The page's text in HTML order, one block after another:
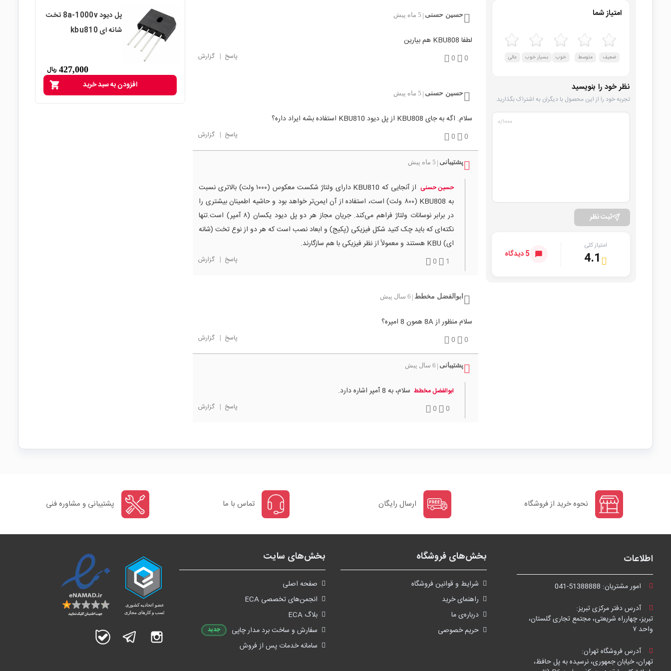
امتیاز شما
ضعیف متوسط خوب بسیار خوب عالی
نظر خود را بنویسید
تجربه خود را از این محصول با دیگران به اشتراک بگذارید.
۰/۱۰۰۰
ثبت نظر
امتیاز کلی
4.1 5 دیدگاه
حسین حسنی | 5 ماه پیش
لطفا KBU808 هم بیارین
0
0 پاسخ | گزارش
حسین حسنی | 5 ماه پیش
سلام. اگه به جای KBU808 از پل دیود KBU810 استفاده بشه ایراد داره؟
0
0 پاسخ | گزارش
پشتیبانی | 5 ماه پیش
حسین حسنی
از آنجایی که KBU810 دارای ولتاژ شکست معکوس (۱۰۰۰ ولت) بالاتری نسبت
به KBU808 (۸۰۰ ولت) است، استفاده از آن ایمن‌تر خواهد بود و حاشیه اطمینان بیشتری را
در برابر نوسانات ولتاژ فراهم می‌کند. جریان مجاز هر دو پل دیود یکسان (۸ آمپر) است.تنها
نکته‌ای که باید چک کنید شکل فیزیکی (پکیج) و ابعاد نصب است که هر دو از نوع تخت (شانه
ای) KBU هستند و معمولاً از نظر فیزیکی با هم سازگارند.
1
0 پاسخ | گزارش
ابوالفضل مخطط | 6 سال پیش
سلام منظور از 8A همون 8 امپره؟
0
0 پاسخ | گزارش
پشتیبانی | 6 سال پیش
ابوالفضل مخطط سلام، به 8 آمپر اشاره دارد.
0
0 پاسخ | گزارش
پل دیود 8a-1000v تخت
شانه ای kbu810
427,000 ریال
shopping_cart افزودن به سبد خرید
نحوه خرید از فروشگاه ارسال رایگان تماس با ما پشتیبانی و مشاوره فنی
اطلاعات
امور مشتریان: 041-51388888
آدرس دفتر مرکزی تبریز:
تبریز، چهارراه شریعتی، مجتمع تجاری گلستان،
واحد ۷
آدرس فروشگاه تهران:
تهران، خیابان جمهوری، نرسیده به پل حافظ،
بخش‌های فروشگاه
شرايط و قوانین فروشگاه
راهنمای خرید
درباره‌ی ما
حریم خصوصی
بخش‌های سایت
صفحه اصلی
انجمن‌های تخصصی ECA
بلاگ ECA
سفارش و ساخت برد مدار چاپی
جدید
سامانه خدمات پس از فروش
اینستاگرام تلگرام